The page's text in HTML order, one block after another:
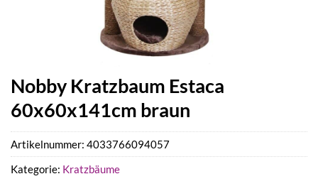
Nobby Kratzbaum Estaca
60x60x141cm braun
Artikelnummer: 4033766094057
Kategorie: Kratzbäume